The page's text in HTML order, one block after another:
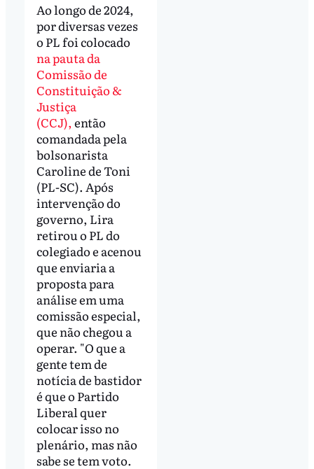
Ao longo de 2024,
por diversas vezes
o PL foi colocado
na pauta da
Comissão de
Constituição &
Justiça
(CCJ), então
comandada pela
bolsonarista
Caroline de Toni
(PL-SC). Após
intervenção do
governo, Lira
retirou o PL do
colegiado e acenou
que enviaria a
proposta para
análise em uma
comissão especial,
que não chegou a
operar. "O que a
gente tem de
notícia de bastidor
é que o Partido
Liberal quer
colocar isso no
plenário, mas não
sabe se tem voto.